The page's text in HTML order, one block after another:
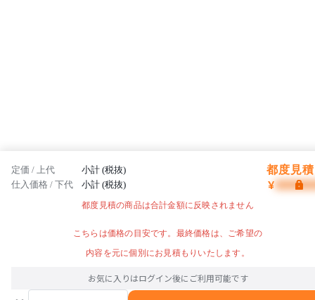
定価 / 上代 小計 (税抜) 都度見
仕入価格 / 下代 小計 (税抜) ¥
都度見積の商品は合計金額に反映されません
こちらは価格の目安です。最終価格は、ご希望の
内容を元に個別にお見積もりいたします。
お気に入りはログイン後にご利用可能です